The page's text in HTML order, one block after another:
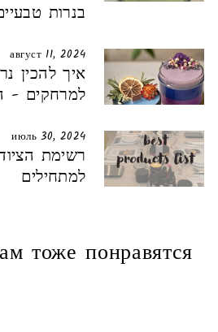
בנרות
август 11, 2024
איך להכין
למרחקים -
июль 30, 2024
רשימת
למתחילים
тоже понравятся